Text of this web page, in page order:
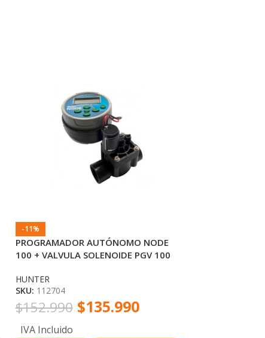
-11%
PROGRAMADOR AUTÓNOMO NODE
100 + VALVULA SOLENOIDE PGV 100
HUNTER
SKU: 112704
$152.990 $135.990
IVA Incluido